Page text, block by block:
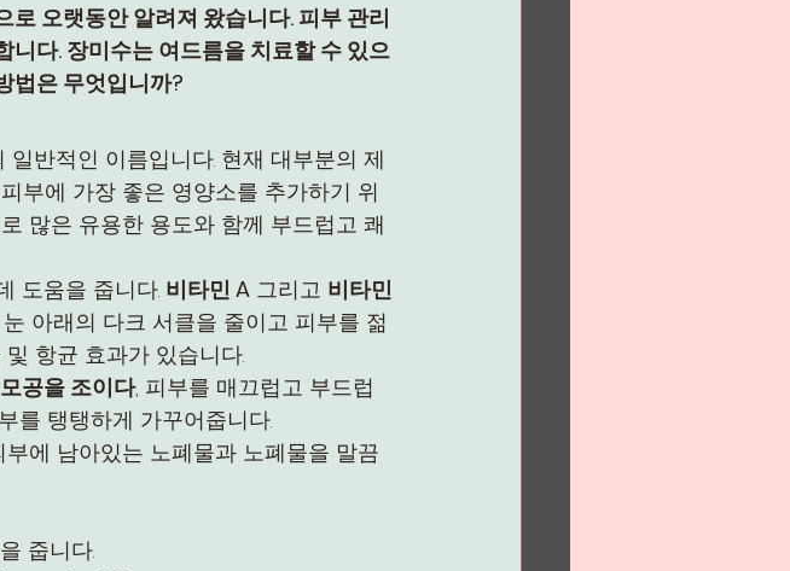
오랫동안 알려져 왔습니다. 피부 관리
다. 장미수는 여드름을 치료할 수 있으
법은 무엇입니까?
반적인 이름입니다. 현재 대부분의 제
부에 가장 좋은 영양소를 추가하기 위
많은 유용한 용도와 함께 부드럽고 쾌
도움을 줍니다. 비타민 A 그리고 비타민
눈 아래의 다크 서클을 줄이고 피부를 젊
항균 효과가 있습니다.
모공을 조이다, 피부를 매끄럽고 부드럽
를 탱탱하게 가꾸어줍니다.
부에 남아있는 노폐물과 노폐물을 말끔
줍니다.